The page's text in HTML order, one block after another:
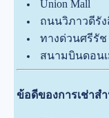
Union Mall
ถนนวิภาวดีรั
ทางด่วนศรีรัช
สนามบินดอน
ข้อดีของการเช่าส